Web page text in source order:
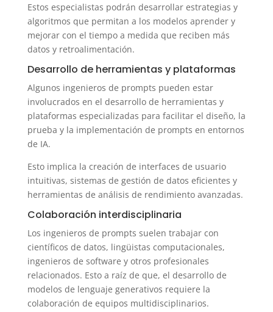
Estos especialistas podrán desarrollar estrategias y
algoritmos que permitan a los modelos aprender y
mejorar con el tiempo a medida que reciben más
datos y retroalimentación.
Desarrollo de herramientas y plataformas
Algunos ingenieros de prompts pueden estar
involucrados en el desarrollo de herramientas y
plataformas especializadas para facilitar el diseño, la
prueba y la implementación de prompts en entornos
de IA.
Esto implica la creación de interfaces de usuario
intuitivas, sistemas de gestión de datos eficientes y
herramientas de análisis de rendimiento avanzadas.
Colaboración interdisciplinaria
Los ingenieros de prompts suelen trabajar con
científicos de datos, lingüistas computacionales,
ingenieros de software y otros profesionales
relacionados. Esto a raíz de que, el desarrollo de
modelos de lenguaje generativos requiere la
colaboración de equipos multidisciplinarios.